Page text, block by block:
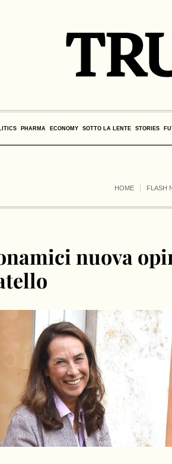
PHARMA ECONOMY SOTTO LA LENTE STORIES
HOME FLASH
nuova